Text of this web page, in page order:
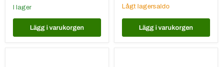
I lager
Lägg i varukorgen
Lågt lagersaldo
Lägg i varukorgen